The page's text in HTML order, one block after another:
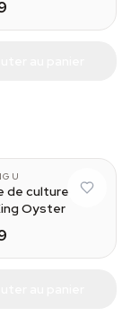
de culture
Oyster